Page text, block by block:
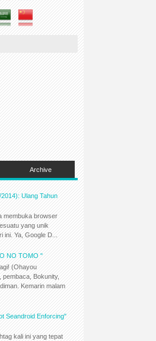
Archive
Ulang Tahun
membuka browser
yang unik
ini. Ya, Google D...
NO TOMO "
(Ohayou
Bokunity,
Kemarin malam
Seandroid Enforcing"
kali ini yang tepat